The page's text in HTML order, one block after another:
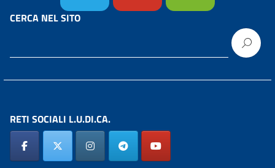
CERCA NEL SITO
RETI SOCIALI L.U.DI.CA.